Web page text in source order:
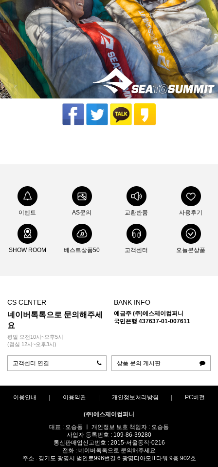
이벤트 AS문의 교환반품 사용후기
SHOW ROOM 베스트상품50 고객센터 오늘본상품
CS CENTER
네이버톡톡으로 문의해주세
요
평일 오전10시~오후5시
(점심 12시~오후3시)
BANK INFO
예금주 (주)에스제이컴퍼니
국민은행 437637-01-007611
고객센터 연결 상품 문의 게시판
이용안내 이용약관 개인정보처리방침 PC버전
(주)에스제이컴퍼니
대표 : 오승동 ㅣ 개인정보 보호 책임자 : 오승동
사업자 등록번호 : 109-86-39280
통신판매업신고번호 : 2015-서울동작-0216
전화 : 네이버톡톡으로 문의해주세요
주소 : 경기도 광명시 범안로996번길 6 광명티아모IT타워 9층 902호